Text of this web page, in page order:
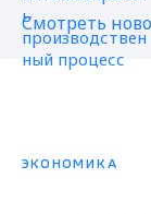
Смотреть
ЭКОНОМИКА